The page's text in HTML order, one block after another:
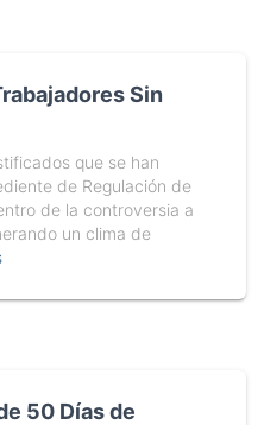
Sin
que se han
de Regulación de
de la controversia a
un clima de
50 Días de